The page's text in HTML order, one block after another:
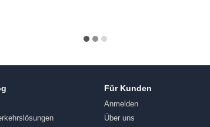
Für Kunden
Anmelden
Über uns